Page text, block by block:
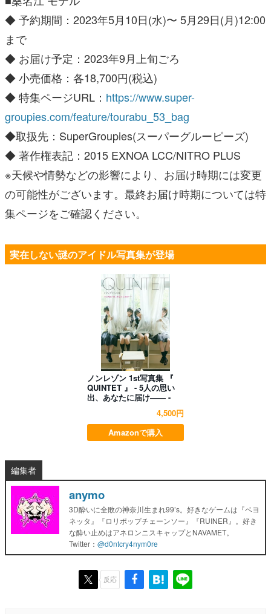
◆ 予約期間：2023年5月10日(水)〜 5月29日(月)12:00
まで
◆ お届け予定：2023年9月上旬ごろ
◆ 小売価格：各18,700円(税込)
◆ 特集ページURL： https://www.super-
groupies.com/feature/tourabu_53_bag
◆取扱先：SuperGroupies(スーパーグルーピーズ)
◆ 著作権表記：2015 EXNOA LCC/NITRO PLUS
※天候や情勢などの影響により、お届け時期には変更
の可能性がございます。最終お届け時期については特
集ページをご確認ください。
実在しない謎のアイドル写真集が登場
ノンレゾン 1st写真集 『
QUINTET 』 - 5人の思い
出、あなたに届け―― -
4,500円
Amazonで購入
編集者
anymo
3D酔いに全敗の神奈川生まれ99’s。好きなゲームは『ベヨ
ネッタ』『ロリポップチェーンソー』『RUINER』。好き
な酔い止めはアネロンニスキャップとNAVAMET。
Twitter： @d0ntcry4nym0re
反応